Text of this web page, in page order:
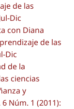
de las
Dic
con Diana
de las
Dic
de la
ciencias
y
Núm. 1 (2011):